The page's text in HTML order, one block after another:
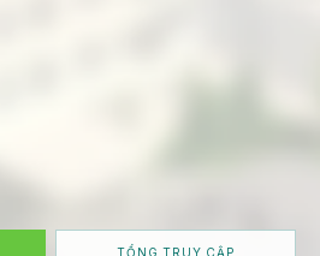
TỔNG TRUY CẬP